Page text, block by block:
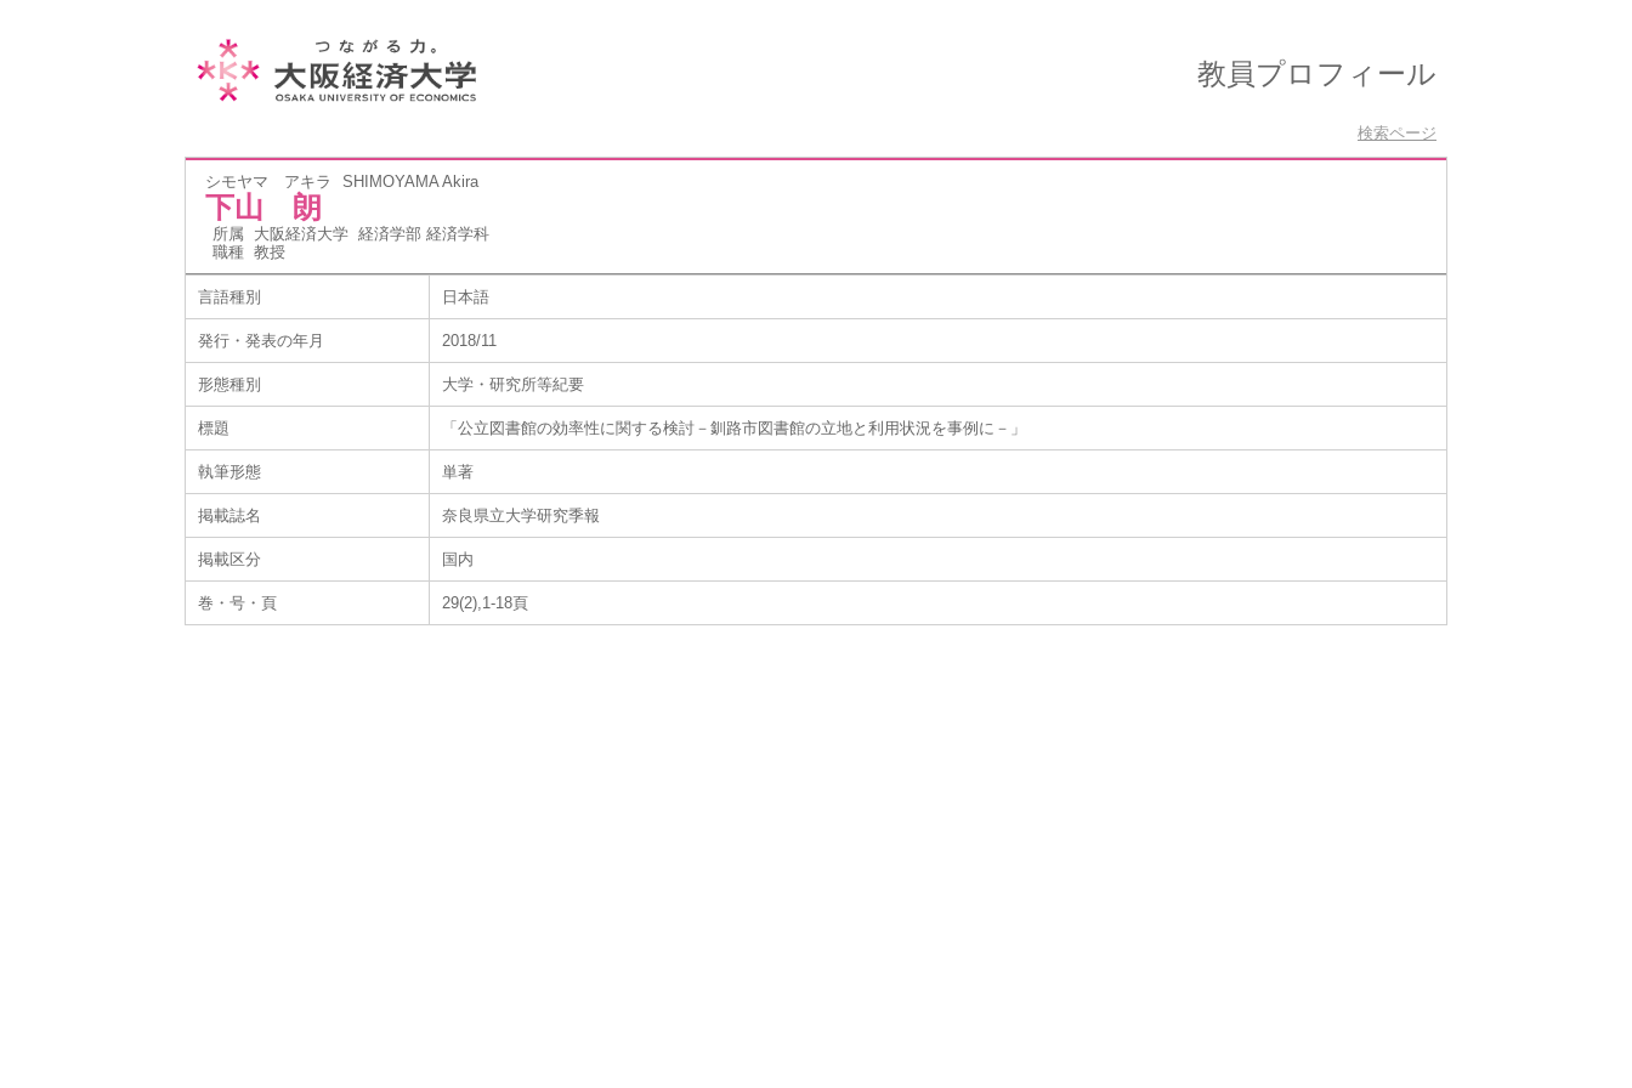
教員プロフィール
検索ページ
シモヤマ アキラ SHIMOYAMA Akira
下山 朗
所属 大阪経済大学 経済学部 経済学科
職種 教授
言語種別 日本語
発行・発表の年月 2018/11
形態種別 大学・研究所等紀要
標題 「公立図書館の効率性に関する検討－釧路市図書館の立地と利用状況を事例に－」
執筆形態 単著
掲載誌名 奈良県立大学研究季報
掲載区分 国内
巻・号・頁 29(2),1-18頁